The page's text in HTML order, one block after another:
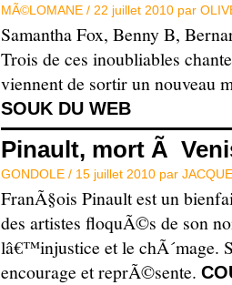
MÃ©LOMANE / 22 juillet 2010 par
Samantha Fox, Benny B,
Trois de ces inoubliables
viennent de sortir un nouveau
SOUK DU WEB
Pinault, mort Ã
GONDOLE / 15 juillet 2010 par
FranÃ§ois Pinault est un
des artistes floquÃ©s de son
lâ€™injustice et le chÃ´mage.
encourage et reprÃ©sente.